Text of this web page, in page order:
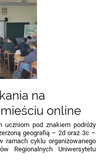
na
online
uczniom pod znakiem podróży
geografią – 2d oraz 3c –
ramach cyklu organizowanego
Regionalnych Uniwersytetu